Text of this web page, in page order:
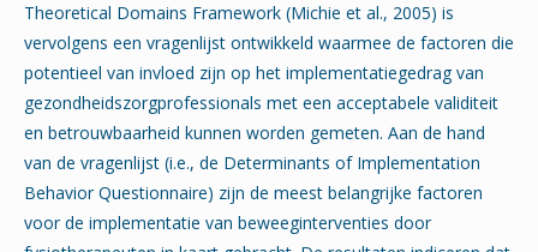
Theoretical Domains Framework (Michie et al., 2005) is
vervolgens een vragenlijst ontwikkeld waarmee de factoren die
potentieel van invloed zijn op het implementatiegedrag van
gezondheidszorgprofessionals met een acceptabele validiteit
en betrouwbaarheid kunnen worden gemeten. Aan de hand
van de vragenlijst (i.e., de Determinants of Implementation
Behavior Questionnaire) zijn de meest belangrijke factoren
voor de implementatie van beweeginterventies door